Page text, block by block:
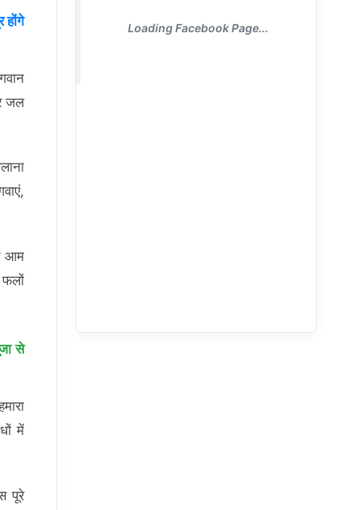
होंगे
जल
आम
से
में
पूरे
Loading Facebook Page...